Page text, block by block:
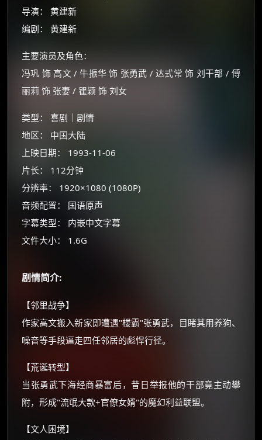
导演： 黄建新
编剧： 黄建新
主要演员及角色：
冯巩 饰 高文 / 牛振华 饰 张勇武 / 达式常 饰 刘干部 / 傅
丽莉 饰 张妻 / 瞿颖 饰 刘女
类型： 喜剧｜剧情
地区： 中国大陆
上映日期： 1993-11-06
片长： 112分钟
分辨率： 1920×1080 (1080P)
音频配置： 国语原声
字幕类型： 内嵌中文字幕
文件大小： 1.6G
剧情简介:
【邻里战争】
作家高文搬入新家即遭遇"楼霸"张勇武，目睹其用养狗、
噪音等手段逼走四任邻居的彪悍行径。
【荒诞转型】
当张勇武下海经商暴富后，昔日举报他的干部竟主动攀
附，形成"流氓大款+官僚女婿"的魔幻利益联盟。
【文人困境】
🧧 福利领取站
☕
优惠券、活动红包，每日可领。
☕ 海外大侠？通过 Ko-fi 赐茶